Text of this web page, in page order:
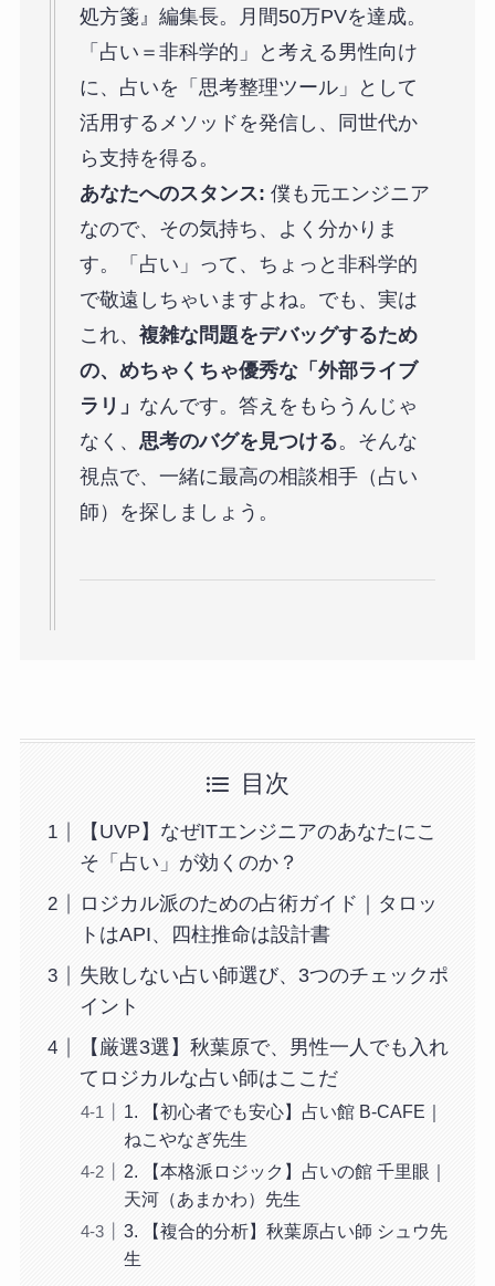
処方箋』編集長。月間50万PVを達成。
「占い＝非科学的」と考える男性向け
に、占いを「思考整理ツール」として
活用するメソッドを発信し、同世代か
ら支持を得る。
あなたへのスタンス: 僕も元エンジニア
なので、その気持ち、よく分かりま
す。「占い」って、ちょっと非科学的
で敬遠しちゃいますよね。でも、実は
これ、 複雑な問題をデバッグするため
の、めちゃくちゃ優秀な「外部ライブ
ラリ」 なんです。答えをもらうんじゃ
なく、 思考のバグを見つける。そんな
視点で、一緒に最高の相談相手（占い
師）を探しましょう。
目次
【UVP】なぜITエンジニアのあなたにこ
そ「占い」が効くのか？
ロジカル派のための占術ガイド｜タロッ
トはAPI、四柱推命は設計書
失敗しない占い師選び、3つのチェックポ
イント
【厳選3選】秋葉原で、男性一人でも入れ
てロジカルな占い師はここだ
1. 【初心者でも安心】占い館 B-CAFE｜
ねこやなぎ先生
2. 【本格派ロジック】占いの館 千里眼｜
天河（あまかわ）先生
3. 【複合的分析】秋葉原占い師 シュウ先
生